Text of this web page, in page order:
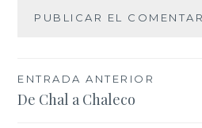
Navegación
de
ENTRADA ANTERIOR
De Chal a Chaleco